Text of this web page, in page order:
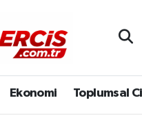
Ekonomi Toplumsal